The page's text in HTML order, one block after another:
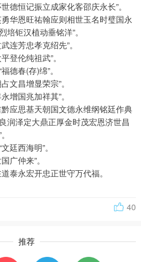
德恒记振立成家化客邵庆永长”。
华恩旺祐翰应则相世玉名时璧国永
钜汉植动垂铭洋”。
连芳忠孝克绍先”。
登伦纯祖武”。
德春(存)绵”。
文昌增显荣宗”。
增国兆加祥其”。
应思基天朝国文德永维纲铭廷作典
润泽定大鼎正厚金时茂宏恩济世昌
廷西海明”。
广仲来”。
泰永宏开忠正世守万代福。
40
推荐